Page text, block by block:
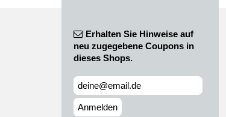
Erhalten Sie Hinweise auf
neu zugegebene Coupons in
dieses Shops.
Anmelden